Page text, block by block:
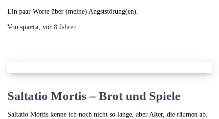
Ein paar Worte über (meine) Angststörung(en).
Von sparta, vor 8 Jahren
Saltatio Mortis – Brot und Spiele
Saltatio Mortis kenne ich noch nicht so lange, aber Alter, die räumen ab.